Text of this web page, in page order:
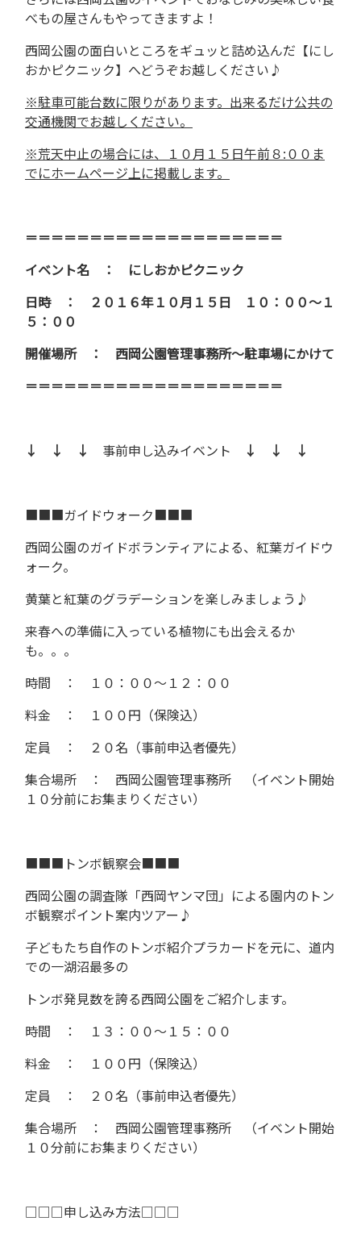
べもの屋さんもやってきますよ！
西岡公園の面白いところをギュッと詰め込んだ【にし
おかピクニック】へどうぞお越しください♪
※駐車可能台数に限りがあります。出来るだけ公共の
交通機関でお越しください。
※荒天中止の場合には、１０月１５日午前８:００ま
でにホームページ上に掲載します。
＝＝＝＝＝＝＝＝＝＝＝＝＝＝＝＝＝＝＝＝
イベント名 ： にしおかピクニック
日時 ： ２０１６年１０月１５日 １０：００～１
５：００
開催場所 ： 西岡公園管理事務所～駐車場にかけて
＝＝＝＝＝＝＝＝＝＝＝＝＝＝＝＝＝＝＝＝
↓ ↓ ↓ 事前申し込みイベント ↓ ↓ ↓
■■■ガイドウォーク■■■
西岡公園のガイドボランティアによる、紅葉ガイドウ
ォーク。
黄葉と紅葉のグラデーションを楽しみましょう♪
来春への準備に入っている植物にも出会えるか
も。。。
時間 ： １０：００～１２：００
料金 ： １００円（保険込）
定員 ： ２０名（事前申込者優先）
集合場所 ： 西岡公園管理事務所 （イベント開始
１０分前にお集まりください）
■■■トンボ観察会■■■
西岡公園の調査隊「西岡ヤンマ団」による園内のトン
ボ観察ポイント案内ツアー♪
子どもたち自作のトンボ紹介プラカードを元に、道内
での一湖沼最多の
トンボ発見数を誇る西岡公園をご紹介します。
時間 ： １３：００～１５：００
料金 ： １００円（保険込）
定員 ： ２０名（事前申込者優先）
集合場所 ： 西岡公園管理事務所 （イベント開始
１０分前にお集まりください）
□□□申し込み方法□□□